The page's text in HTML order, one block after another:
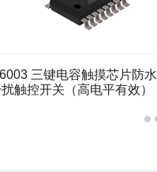
三键电容触摸芯片防水
触控开关（低电平有效）